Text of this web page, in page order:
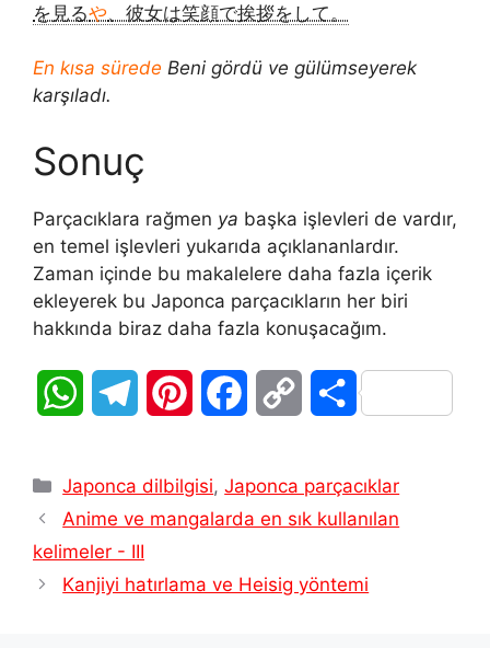
を見るや、彼女は笑顔で挨拶をして。
En kısa sürede Beni gördü ve gülümseyerek
karşıladı.
Sonuç
Parçacıklara rağmen ya başka işlevleri de vardır,
en temel işlevleri yukarıda açıklananlardır.
Zaman içinde bu makalelere daha fazla içerik
ekleyerek bu Japonca parçacıkların her biri
hakkında biraz daha fazla konuşacağım.
W
a
t
s
e
g
n
t
e
c
e
b
p
y
L
S
a
r
e
Kategoriler
Japonca dilbilgisi,Japonca parçacıklar
Anime ve mangalarda en sık kullanılan
kelimeler - III
Kanjiyi hatırlama ve Heisig yöntemi